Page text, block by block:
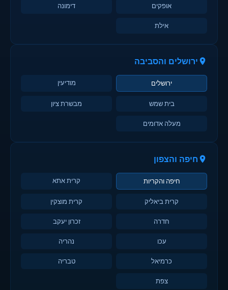
אופקים דימונה
אילת
ירושלים והסביבה
ירושלים מודיעין
בית שמש מבשרת ציון
מעלה אדומים
חיפה והצפון
חיפה והקריות קרית אתא
קרית ביאליק קרית מוצקין
חדרה זכרון יעקב
עכו נהריה
כרמיאל טבריה
צפת